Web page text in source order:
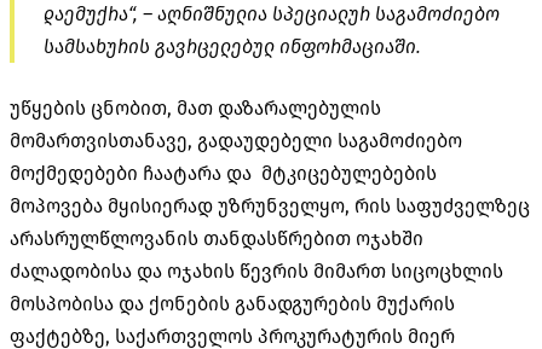
დაემუქრა“, – აღნიშნულია სპეციალურ საგამოძიებო
სამსახურის გავრცელებულ ინფორმაციაში.
უწყების ცნობით, მათ დაზარალებულის
მომართვისთანავე, გადაუდებელი საგამოძიებო
მოქმედებები ჩაატარა და მტკიცებულებების
მოპოვება მყისიერად უზრუნველყო, რის საფუძველზეც
არასრულწლოვანის თანდასწრებით ოჯახში
ძალადობისა და ოჯახის წევრის მიმართ სიცოცხლის
მოსპობისა და ქონების განადგურების მუქარის
ფაქტებზე, საქართველოს პროკურატურის მიერ